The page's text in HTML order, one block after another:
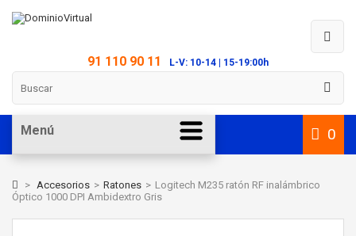
91 110 90 11 L-V: 10-14 | 15-19:00h
0
Menú
> Accesorios > Ratones > Logitech M235 ratón RF inalámbrico
Óptico 1000 DPI Ambidextro Gris